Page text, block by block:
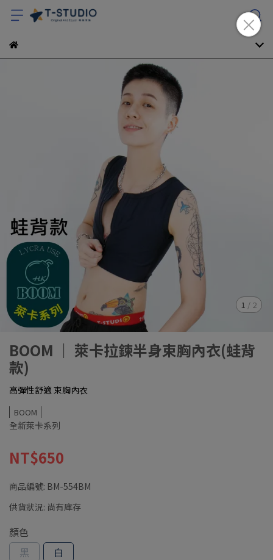
1 / 2
BOOM ｜ 萊卡拉鍊半身束胸內衣(蛙背
款)
高彈性舒適 束胸內衣
BOOM
全新萊卡系列
NT$650
商品編號: BM-554BM
供貨狀況: 尚有庫存
顏色
黑
白